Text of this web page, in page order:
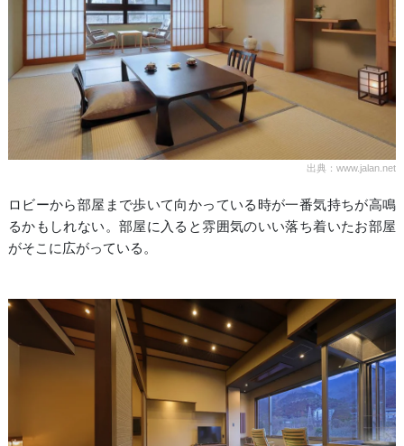
出典：www.jalan.net
ロビーから部屋まで歩いて向かっている時が一番気持ちが高鳴
るかもしれない。部屋に入ると雰囲気のいい落ち着いたお部屋
がそこに広がっている。